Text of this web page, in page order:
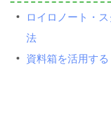
ロイロノート・
法
資料箱を活用する